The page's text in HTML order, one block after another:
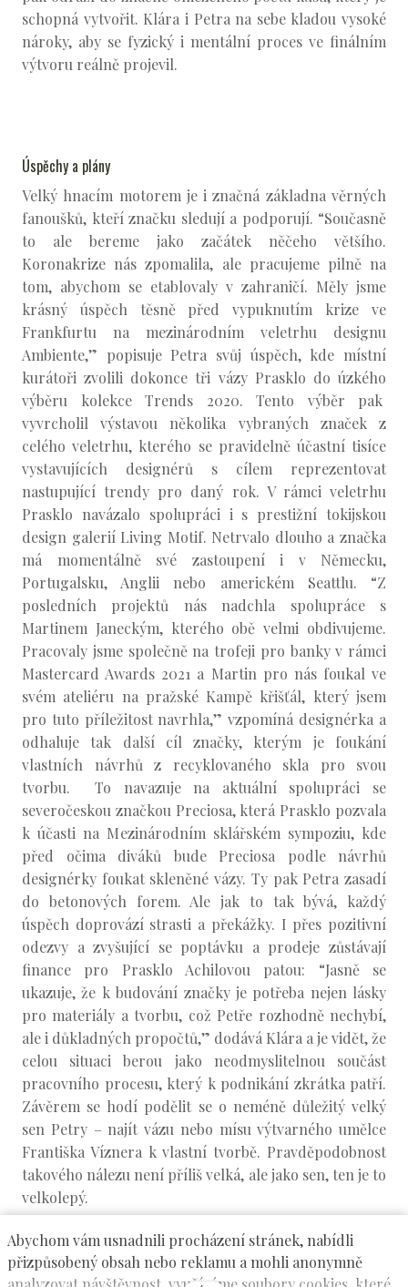
schopná vytvořit. Klára i Petra na sebe kladou vysoké
nároky, aby se fyzický i mentální proces ve finálním
výtvoru reálně projevil.
Úspěchy a plány
Velký hnacím motorem je i značná základna věrných
fanoušků, kteří značku sledují a podporují. “Současně
to ale bereme jako začátek něčeho většího.
Koronakrize nás zpomalila, ale pracujeme pilně na
tom, abychom se etablovaly v zahraničí. Měly jsme
krásný úspěch těsně před vypuknutím krize ve
Frankfurtu na mezinárodním veletrhu designu
Ambiente,” popisuje Petra svůj úspěch, kde místní
kurátoři zvolili dokonce tři vázy Prasklo do úzkého
výběru kolekce Trends 2020. Tento výběr pak
vyvrcholil výstavou několika vybraných značek z
celého veletrhu, kterého se pravidelně účastní tisíce
vystavujících designérů s cílem reprezentovat
nastupující trendy pro daný rok. V rámci veletrhu
Prasklo navázalo spolupráci i s prestižní tokijskou
design galerií Living Motif. Netrvalo dlouho a značka
má momentálně své zastoupení i v Německu,
Portugalsku, Anglii nebo americkém Seattlu. “Z
posledních projektů nás nadchla spolupráce s
Martinem Janeckým, kterého obě velmi obdivujeme.
Pracovaly jsme společně na trofeji pro banky v rámci
Mastercard Awards 2021 a Martin pro nás foukal ve
svém ateliéru na pražské Kampě křišťál, který jsem
pro tuto příležitost navrhla,” vzpomíná designérka a
odhaluje tak další cíl značky, kterým je foukání
vlastních návrhů z recyklovaného skla pro svou
tvorbu. To navazuje na aktuální spolupráci se
severočeskou značkou Preciosa, která Prasklo pozvala
k účasti na Mezinárodním sklářském sympoziu, kde
před očima diváků bude Preciosa podle návrhů
designérky foukat skleněné vázy. Ty pak Petra zasadí
do betonových forem. Ale jak to tak bývá, každý
úspěch doprovází strasti a překážky. I přes pozitivní
odezvy a zvyšující se poptávku a prodeje zůstávají
finance pro Prasklo Achilovou patou: “Jasně se
ukazuje, že k budování značky je potřeba nejen lásky
pro materiály a tvorbu, což Petře rozhodně nechybí,
ale i důkladných propočtů,” dodává Klára a je vidět, že
celou situaci berou jako neodmyslitelnou součást
pracovního procesu, který k podnikání zkrátka patří.
Závěrem se hodí podělit se o neméně důležitý velký
sen Petry – najít vázu nebo mísu výtvarného umělce
Františka Víznera k vlastní tvorbě. Pravděpodobnost
takového nálezu není příliš velká, ale jako sen, ten je to
velkolepý.
PRASKLO | Petra Švejdarová a Klára Vaculíková
Abychom vám usnadnili procházení stránek, nabídli
přizpůsobený obsah nebo reklamu a mohli anonymně